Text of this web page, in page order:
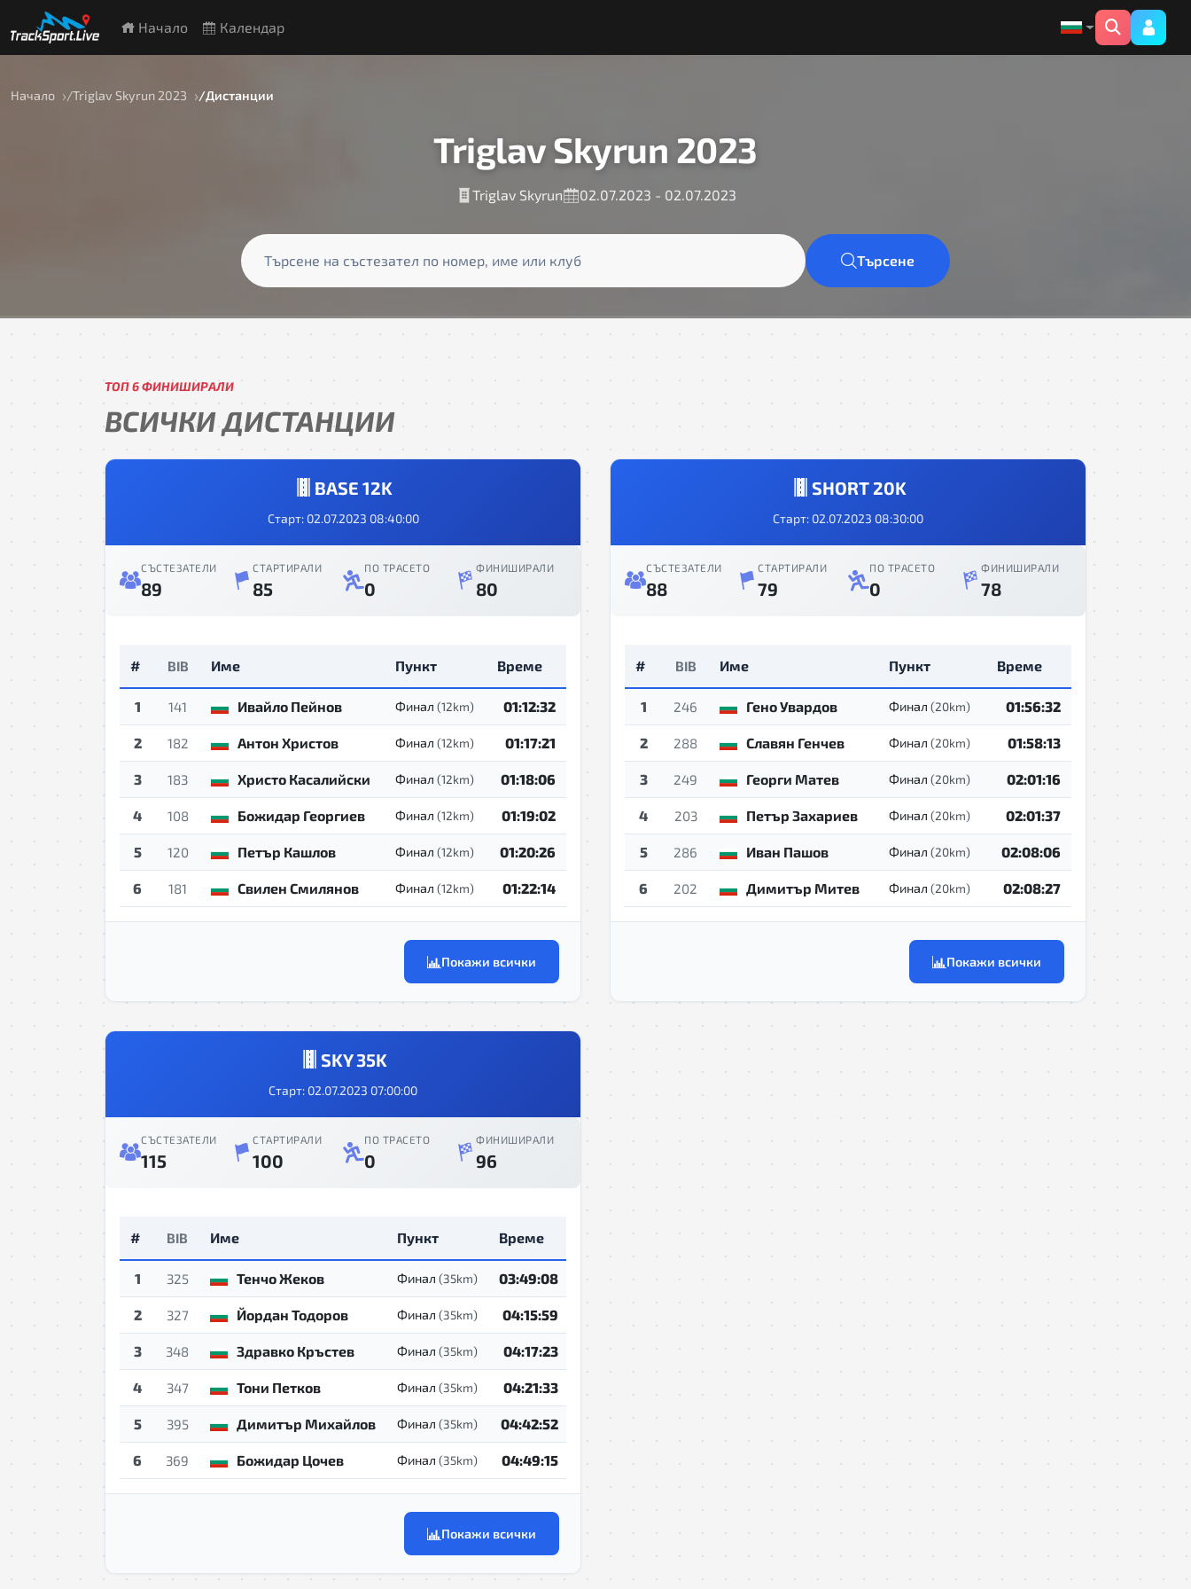
Начало Календар
Начало Triglav Skyrun 2023 Дистанции
Triglav Skyrun 2023
Triglav Skyrun 02.07.2023 - 02.07.2023
Търсене
ТОП 6 ФИНИШИРАЛИ
ВСИЧКИ ДИСТАНЦИИ
BASE 12K
Старт: 02.07.2023 08:40:00
СЪСТЕЗАТЕЛИ
89
СТАРТИРАЛИ
85
ПО ТРАСЕТО
0
ФИНИШИРАЛИ
80
# BIB Име Пункт Време
1 141 Ивайло Пейнов Финал (12km) 01:12:32
2 182 Антон Христов Финал (12km) 01:17:21
3 183 Христо Касалийски Финал (12km) 01:18:06
4 108 Божидар Георгиев Финал (12km) 01:19:02
5 120 Петър Кашлов Финал (12km) 01:20:26
6 181 Свилен Смилянов Финал (12km) 01:22:14
Покажи всички
SHORT 20K
Старт: 02.07.2023 08:30:00
СЪСТЕЗАТЕЛИ
88
СТАРТИРАЛИ
79
ПО ТРАСЕТО
0
ФИНИШИРАЛИ
78
# BIB Име Пункт Време
1 246 Гено Увардов Финал (20km) 01:56:32
2 288 Славян Генчев Финал (20km) 01:58:13
3 249 Георги Матев Финал (20km) 02:01:16
4 203 Петър Захариев Финал (20km) 02:01:37
5 286 Иван Пашов Финал (20km) 02:08:06
6 202 Димитър Митев Финал (20km) 02:08:27
Покажи всички
SKY 35K
Старт: 02.07.2023 07:00:00
СЪСТЕЗАТЕЛИ
115
СТАРТИРАЛИ
100
ПО ТРАСЕТО
0
ФИНИШИРАЛИ
96
# BIB Име Пункт Време
1 325 Тенчо Жеков Финал (35km) 03:49:08
2 327 Йордан Тодоров Финал (35km) 04:15:59
3 348 Здравко Кръстев Финал (35km) 04:17:23
4 347 Тони Петков Финал (35km) 04:21:33
5 395 Димитър Михайлов Финал (35km) 04:42:52
6 369 Божидар Цочев Финал (35km) 04:49:15
Покажи всички